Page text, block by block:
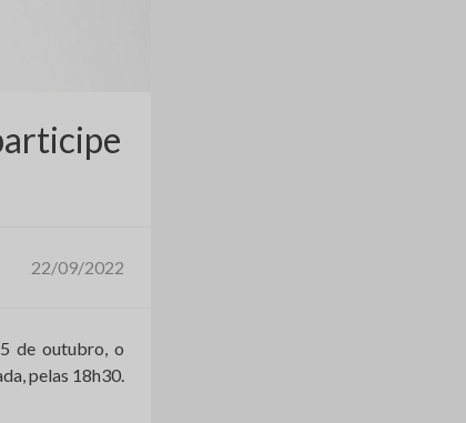
22/09/2022
de outubro, o
pelas 18h30.